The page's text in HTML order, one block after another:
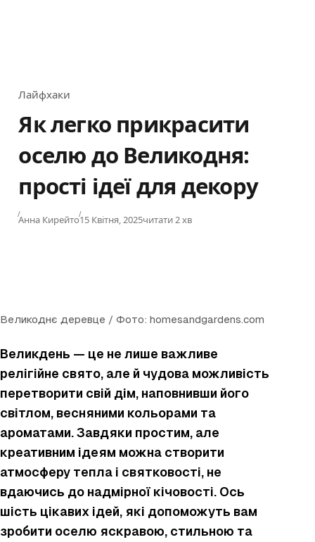
Category
Лайфхаки
Як легко прикрасити
оселю до Великодня:
прості ідеї для декору
Анна КирейтоPublished
15 Квітня, 2025читати 2 хв
Великоднє деревце / Фото: homesandgardens.com
Великдень — це не лише важливе
релігійне свято, але й чудова можливість
перетворити свій дім, наповнивши його
світлом, весняними кольорами та
ароматами. Завдяки простим, але
креативним ідеям можна створити
атмосферу тепла і святковості, не
вдаючись до надмірної кічовості. Ось
шість цікавих ідей, які допоможуть вам
зробити оселю яскравою, стильною та